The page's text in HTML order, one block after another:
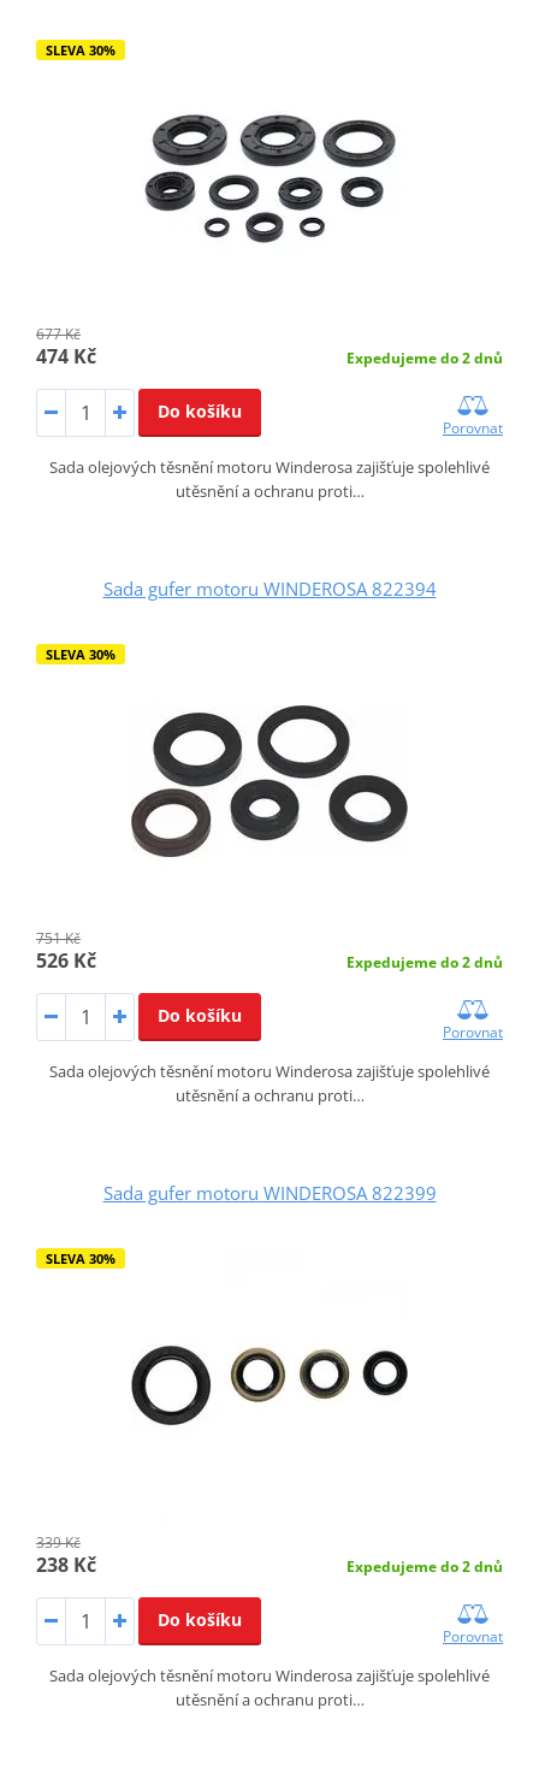
SLEVA 30%
677 Kč
474 Kč Expedujeme do 2 dnů
Do košíku
Porovnat
Sada olejových těsnění motoru Winderosa zajišťuje spolehlivé
utěsnění a ochranu proti…
Sada gufer motoru WINDEROSA 822394
SLEVA 30%
751 Kč
526 Kč Expedujeme do 2 dnů
Do košíku
Porovnat
Sada olejových těsnění motoru Winderosa zajišťuje spolehlivé
utěsnění a ochranu proti…
Sada gufer motoru WINDEROSA 822399
SLEVA 30%
339 Kč
238 Kč Expedujeme do 2 dnů
Do košíku
Porovnat
Sada olejových těsnění motoru Winderosa zajišťuje spolehlivé
utěsnění a ochranu proti…